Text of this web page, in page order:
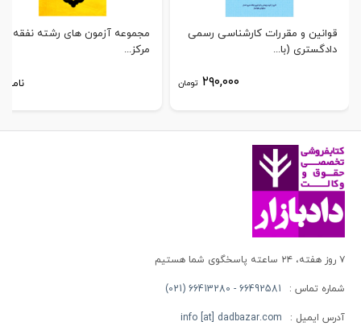
قوانین و مقررات کارشناسی رسمی
دادگستری (با...
۲۹۰,۰۰۰ تومان
مجموعه آزمون های رشته نفقه |
مرکز...
۷ روز هفته، ۲۴ ساعته پاسخگوی شما هستیم
شماره تماس : 66492581 - 66413280 (021)
آدرس ایمیل : info [at] dadbazar.com